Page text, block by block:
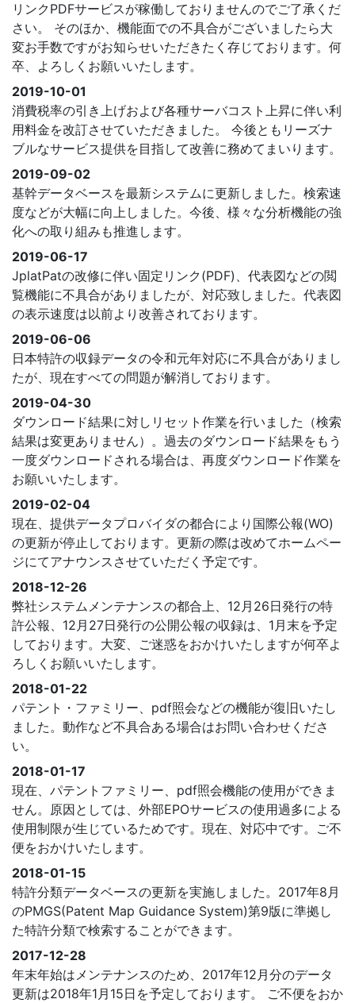
リンクPDFサービスが稼働しておりませんのでご了承くだ
さい。 そのほか、機能面での不具合がございましたら大
変お手数ですがお知らせいただきたく存じております。何
卒、よろしくお願いいたします。
2019-10-01
消費税率の引き上げおよび各種サーバコスト上昇に伴い利
用料金を改訂させていただきました。 今後ともリーズナ
ブルなサービス提供を目指して改善に務めてまいります。
2019-09-02
基幹データベースを最新システムに更新しました。検索速
度などが大幅に向上しました。今後、様々な分析機能の強
化への取り組みも推進します。
2019-06-17
JplatPatの改修に伴い固定リンク(PDF)、代表図などの閲
覧機能に不具合がありましたが、対応致しました。代表図
の表示速度は以前より改善されております。
2019-06-06
日本特許の収録データの令和元年対応に不具合がありまし
たが、現在すべての問題が解消しております。
2019-04-30
ダウンロード結果に対しリセット作業を行いました（検索
結果は変更ありません）。過去のダウンロード結果をもう
一度ダウンロードされる場合は、再度ダウンロード作業を
お願いいたします。
2019-02-04
現在、提供データプロバイダの都合により国際公報(WO)
の更新が停止しております。更新の際は改めてホームペー
ジにてアナウンスさせていただく予定です。
2018-12-26
弊社システムメンテナンスの都合上、12月26日発行の特
許公報、12月27日発行の公開公報の収録は、1月末を予定
しております。大変、ご迷惑をおかけいたしますが何卒よ
ろしくお願いいたします。
2018-01-22
パテント・ファミリー、pdf照会などの機能が復旧いたし
ました。動作など不具合ある場合はお問い合わせくださ
い。
2018-01-17
現在、パテントファミリー、pdf照会機能の使用ができま
せん。原因としては、外部EPOサービスの使用過多による
使用制限が生じているためです。現在、対応中です。ご不
便をおかけいたします。
2018-01-15
特許分類データベースの更新を実施しました。2017年8月
のPMGS(Patent Map Guidance System)第9版に準拠し
た特許分類で検索することができます。
2017-12-28
年末年始はメンテナンスのため、2017年12月分のデータ
更新は2018年1月15日を予定しております。 ご不便をおか